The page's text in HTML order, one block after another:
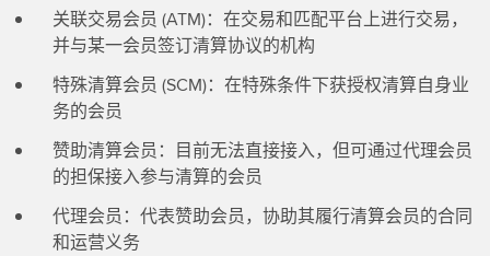
关联交易会员 (ATM)：在交易和匹配平台上进行交易，
并与某一会员签订清算协议的机构
特殊清算会员 (SCM)：在特殊条件下获授权清算自身业
务的会员
赞助清算会员：目前无法直接接入，但可通过代理会员
的担保接入参与清算的会员
代理会员：代表赞助会员，协助其履行清算会员的合同
和运营义务